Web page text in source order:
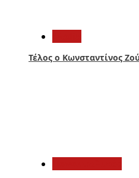
Τέλος ο Κωνσταντίνος